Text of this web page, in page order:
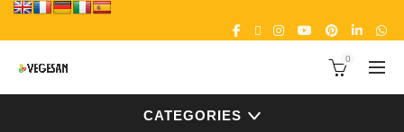
0
CATEGORIES